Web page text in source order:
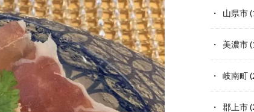
山県市
美濃市
岐南町
郡上市